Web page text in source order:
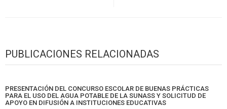
PUBLICACIONES RELACIONADAS
PRESENTACIÓN DEL CONCURSO ESCOLAR DE BUENAS PRÁCTICAS
PARA EL USO DEL AGUA POTABLE DE LA SUNASS Y SOLICITUD DE
APOYO EN DIFUSIÓN A INSTITUCIONES EDUCATIVAS